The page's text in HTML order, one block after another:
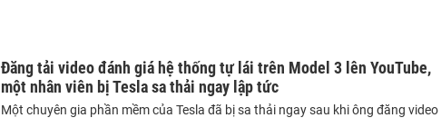
Đăng tải video đánh giá hệ thống tự lái trên Model 3 lên YouTube,
một nhân viên bị Tesla sa thải ngay lập tức
Một chuyên gia phần mềm của Tesla đã bị sa thải ngay sau khi ông đăng video